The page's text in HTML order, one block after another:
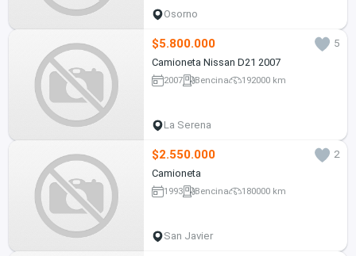
Osorno
$5.800.000
5
Camioneta Nissan D21 2007
2007 Bencina 192000 km
La Serena
$2.550.000
2
Camioneta
1993 Bencina 180000 km
San Javier